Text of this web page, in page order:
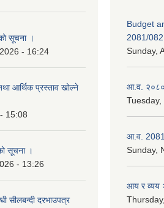
सूचना ।
- 16:24
आर्थिक प्रस्ताव खोल्ने
15:08
सूचना ।
- 13:26
सीलबन्दी दरभाउपत्र
Budget
2081/082.
Sunday,
आ.व.
आ.व.
Sunday,
आय र व्यय